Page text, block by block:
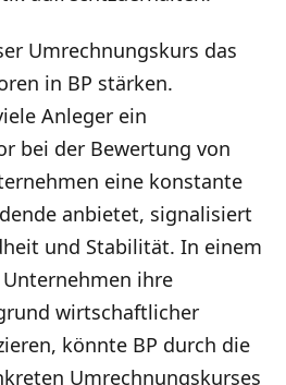
Umrechnungskurs das
in BP stärken.
Anleger ein
bei der Bewertung von
eine konstante
anbietet, signalisiert
und Stabilität. In einem
ihre
wirtschaftlicher
könnte BP durch die
Umrechnungskurses